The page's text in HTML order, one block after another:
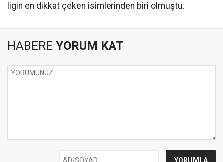
ligin en dikkat çeken isimlerinden biri olmuştu.
HABERE YORUM KAT